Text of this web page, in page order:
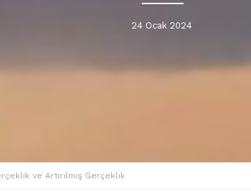
24 Ocak 2024
ve Artırılmış Gerçeklik